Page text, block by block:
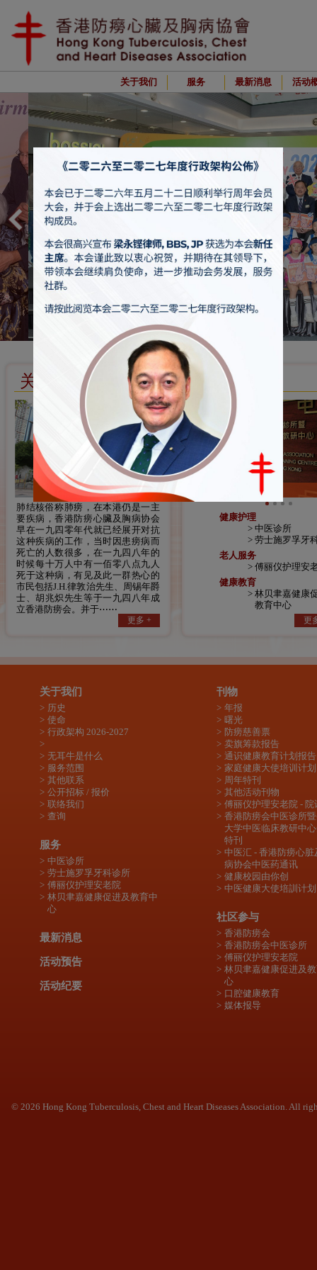
关于我们 服务 最新消息 活动
关于我们
肺结核俗称肺痨，在本港仍是一主
要疾病，香港防痨心臟及胸病协会
早在一九四零年代就已经展开对抗
这种疾病的工作，当时因患痨病而
死亡的人数很多，在一九四八年的
时候每十万人中有一佰零八点九人
死于这种病，有见及此一群热心的
市民包括J.H.律敦治先生、周锡年爵
士、胡兆炽先生等于一九四八年成
立香港防痨会。并于⋯⋯
更多 +
服务
中医诊所
健康护理
中医诊所
劳士施罗孚牙
老人服务
傅丽仪护理安
健康教育
林贝聿嘉健康
教育中心
更
关于我们
历史
使命
行政架构 2026-2027
无耳牛是什么
服务范围
其他联系
公开招标 / 报价
联络我们
查询
服务
中医诊所
劳士施罗孚牙科诊所
傅丽仪护理安老院
林贝聿嘉健康促进及教育中
心
最新消息
活动预告
活动纪要
刊物
年报
曙光
防痨慈善票
卖旗筹款报告
通识健康教育计划报告
家庭健康大使培训计划
周年特刊
其他活动刊物
傅丽仪护理安老院 - 院
香港防痨会中医诊所
大学中医临床教研中
特刊
中医汇 - 香港防痨心脏
病协会中医药通讯
健康校园由你创
中医健康大使培訓计划
社区参与
香港防痨会
香港防痨会中医诊所
傅丽仪护理安老院
林贝聿嘉健康促进及
心
口腔健康教育
媒体报导
© 2026 Hong Kong Tuberculosis, Chest and Heart Diseases Association. All